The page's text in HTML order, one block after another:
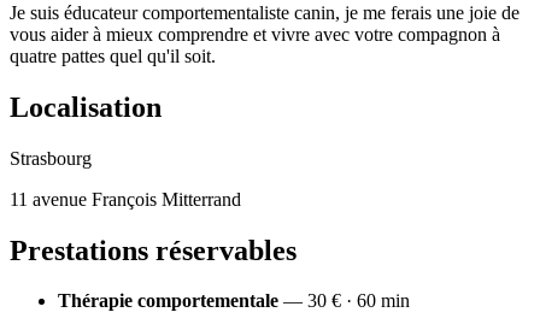
Je suis éducateur comportementaliste canin, je me ferais une joie de
vous aider à mieux comprendre et vivre avec votre compagnon à
quatre pattes quel qu'il soit.
Localisation
Strasbourg
11 avenue François Mitterrand
Prestations réservables
Thérapie comportementale — 30 € · 60 min